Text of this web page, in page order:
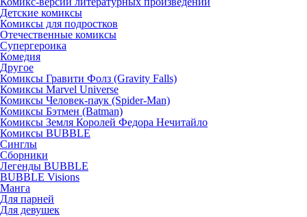
Детские комиксы
Комиксы для подростков
Отечественные комиксы
Супергероика
Комедия
Другое
Комиксы Гравити Фолз (Gravity Falls)
Комиксы Marvel Universe
Комиксы Человек-паук (Spider-Man)
Комиксы Бэтмен (Batman)
Комиксы Земля Королей Федора Нечитайло
Комиксы BUBBLE
Синглы
Сборники
Легенды BUBBLE
BUBBLE Visions
Манга
Для парней
Для девушек